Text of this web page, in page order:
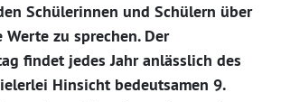
Schülerinnen und Schülern über
zu sprechen. Der
findet jedes Jahr anlässlich des
Hinsicht bedeutsamen 9.